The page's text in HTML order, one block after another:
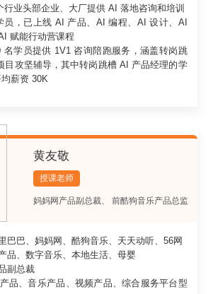
行业头部企业、大厂提供 AI 落地咨询和培训
员，已上线 AI 产品、AI 编程、AI 设计、AI
赋能行动营课程
名学员提供 1V1 咨询陪跑服务，涵盖转岗跳
目攻坚辅导，其中转岗跳槽 AI 产品经理的学
薪资 30K
黄友敬
授课老师
妈妈网产品副总裁、 前酷狗音乐产品总监
巴巴、妈妈网、酷狗音乐、天天动听、56网
品、数字音乐、本地生活、母婴
副总裁
品、音乐产品、视频产品、综合服务平台型